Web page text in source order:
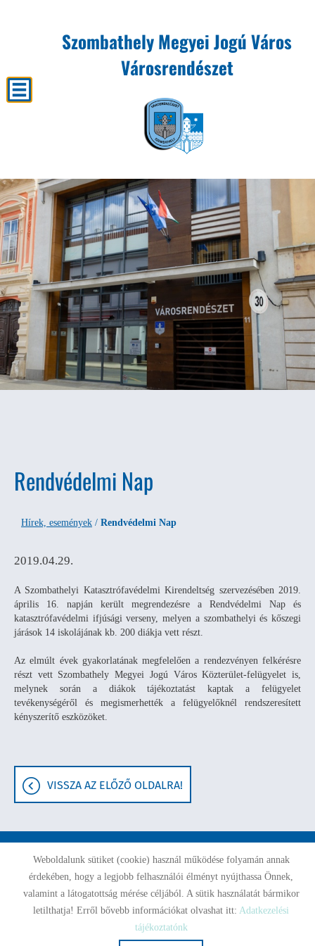
Szombathely Megyei Jogú Város
Városrendészet
Rendvédelmi Nap
Hírek, események / Rendvédelmi Nap
2019.04.29.
A Szombathelyi Katasztrófavédelmi Kirendeltség szervezésében 2019.
április 16. napján került megrendezésre a Rendvédelmi Nap és
katasztrófavédelmi ifjúsági verseny, melyen a szombathelyi és kőszegi
járások 14 iskolájának kb. 200 diákja vett részt.
Az elmúlt évek gyakorlatának megfelelően a rendezvényen felkérésre
részt vett Szombathely Megyei Jogú Város Közterület-felügyelet is,
melynek során a diákok tájékoztatást kaptak a felügyelet
tevékenységéről és megismerhették a felügyelőknél rendszeresített
kényszerítő eszközöket.
VISSZA AZ ELŐZŐ OLDALRA!
© 2026 - Minden jog fenntartva
Oldal információk Adatkezelési tájékoztató Impresszum
Weboldalunk sütiket (cookie) használ működése folyamán annak
érdekében, hogy a legjobb felhasználói élményt nyújthassa Önnek,
valamint a látogatottság mérése céljából. A sütik használatát bármikor
letilthatja! Erről bővebb információkat olvashat itt: Adatkezelési
tájékoztatónk